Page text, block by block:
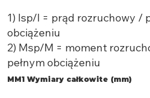
1) Isp/I = prąd rozruchowy /
obciążeniu
2) Msp/M = moment
pełnym obciążeniu
MM1 Wymiary całkowite (mm)